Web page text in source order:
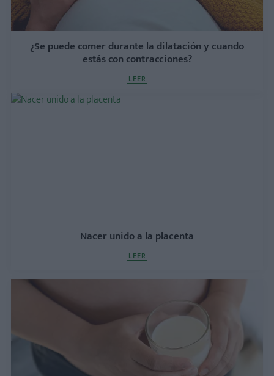
¿Se puede comer durante la dilatación y cuando
estás con contracciones?
LEER
Nacer unido a la placenta
LEER